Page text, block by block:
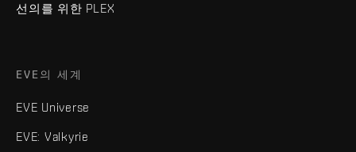
선의를 위한 PLEX
EVE의 세계
EVE Universe
EVE: Valkyrie